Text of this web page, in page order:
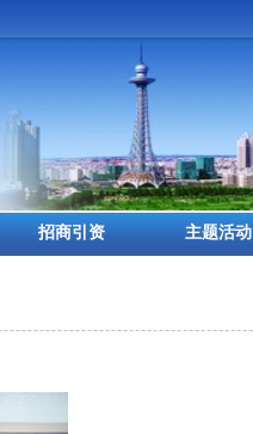
招商引资 主题活动